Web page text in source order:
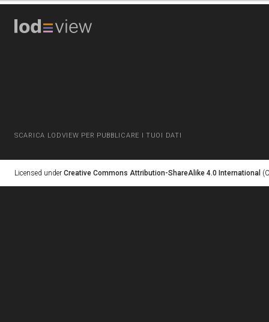
SCARICA LODVIEW PER PUBBLICARE I TUOI DATI
Licensed under Creative Commons Attribution-ShareAlike 4.0 International